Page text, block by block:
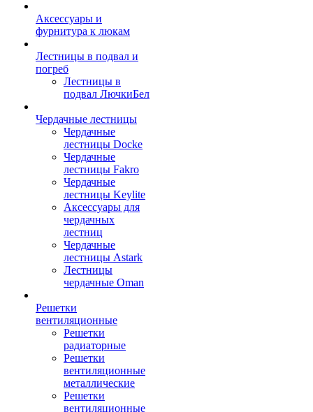
Аксессуары и
фурнитура к люкам
Лестницы в подвал и
погреб
Лестницы в
подвал ЛючкиБел
Чердачные лестницы
Чердачные
лестницы Docke
Чердачные
лестницы Fakro
Чердачные
лестницы Keylite
Аксессуары для
чердачных
лестниц
Чердачные
лестницы Astark
Лестницы
чердачные Oman
Решетки
вентиляционные
Решетки
радиаторные
Решетки
вентиляционные
металлические
Решетки
вентиляционные